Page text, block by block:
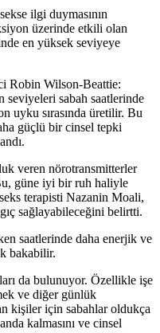
ilgi duymasının
üzerinde etkili olan
en yüksek seviyeye
Robin Wilson-Beattie:
seviyeleri sabah saatlerinde
uyku sırasında üretilir. Bu
güçlü bir cinsel tepki
veren nörotransmitterler
güne iyi bir ruh haliyle
terapisti Nazanin Moali,
sağlayabileceğini belirtti.
saatlerinde daha enerjik ve
bakabilir.
da bulunuyor. Özellikle işe
ve diğer günlük
kişiler için sabahlar oldukça
kalmasını ve cinsel